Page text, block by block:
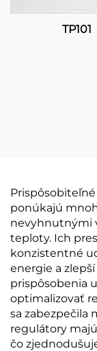
TP101
ponúkajú
nevyhnutnými
teploty. Ich
konzistentné
energie a
prispôsobenia
optimalizovať
sa zabezpečila
regulátory
čo